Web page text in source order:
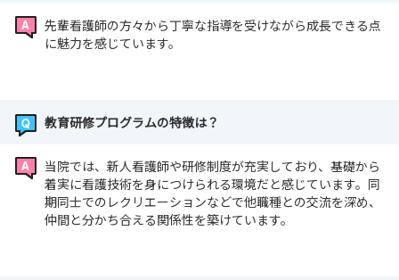
先輩看護師の方々から丁寧な指導を受けながら成長できる点
に魅力を感じています。
教育研修プログラムの特徴は？
当院では、新人看護師や研修制度が充実しており、基礎から
着実に看護技術を身につけられる環境だと感じています。同
期同士でのレクリエーションなどで他職種との交流を深め、
仲間と分かち合える関係性を築けています。